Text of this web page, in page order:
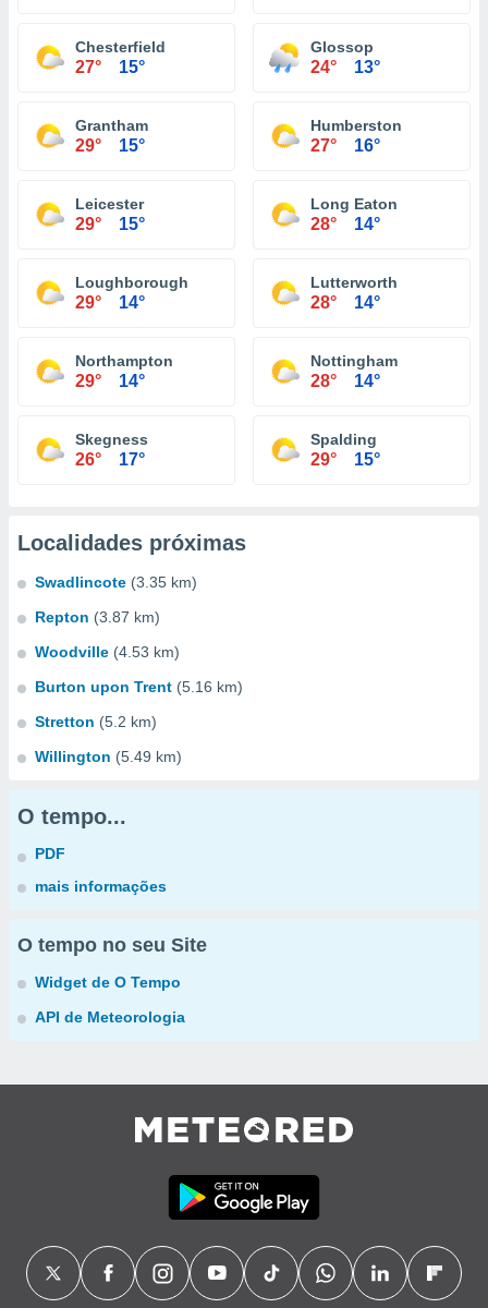
Chesterfield
27° 15°
Glossop
24° 13°
Grantham
29° 15°
Humberston
27° 16°
Leicester
29° 15°
Long Eaton
28° 14°
Loughborough
29° 14°
Lutterworth
28° 14°
Northampton
29° 14°
Nottingham
28° 14°
Skegness
26° 17°
Spalding
29° 15°
Localidades próximas
Swadlincote (3.35 km)
Repton (3.87 km)
Woodville (4.53 km)
Burton upon Trent (5.16 km)
Stretton (5.2 km)
Willington (5.49 km)
O tempo...
PDF
mais informações
O tempo no seu Site
Widget de O Tempo
API de Meteorologia